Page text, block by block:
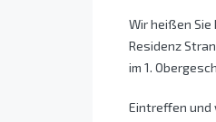
Wir heißen
Residenz
im 1.
Eintreffen und